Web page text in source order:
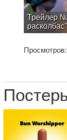
Трейлер
расколбас"
Просмотров: